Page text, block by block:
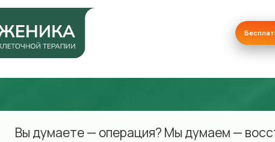
Вы думаете — операция? Мы думаем —